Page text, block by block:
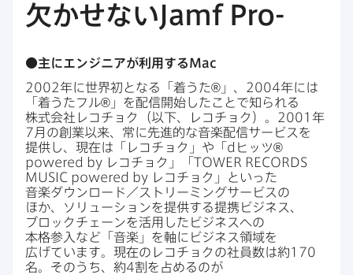
欠かせない Jamf Pro-
●主に​エンジニアが​利用するMac
2002年に​世界初と​なる​「着うた®」、 2004年には​
「着うたフル®」を​配信開始した​ことで​知られる​
株式会社レコチョク​（以下、​レコチョク）。
2001年
7 月の​創業以来、​常に​先進的な​音楽配信サービスを​
提供し、​現在は​「レコチョク」や​「 d ヒッツ®
powered by
レコチョク」​「TOWER RECORDS
MUSIC powered by
レコチョク」と​いった​
音楽ダウンロード／ストリーミングサービスの​
ほか、​ソリューションを​提供する​提携ビジネス、​
ブロックチェーンを​活用した​ビジネスへの​
本格参入など​「音楽」を​軸に​ビジネス領域を​
広げています。​現在の​レコチョクの​社員数は​約170
名。​そのうち、​約4割を​占めるのが​